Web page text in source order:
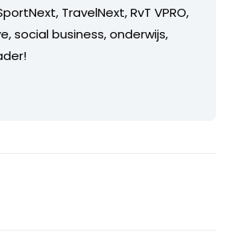
TravelNext, RvT VPRO,
social business, onderwijs,